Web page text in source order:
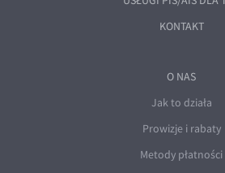
KONTAKT
O NAS
Jak to działa
Prowizje i rabaty
Metody płatności